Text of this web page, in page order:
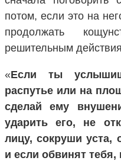
потом, если это на
продолжать
решительным
«Если ты
распутье или на
сделай ему
ударить его, не
лицу, сокруши уста,
и если обвинят тебя,